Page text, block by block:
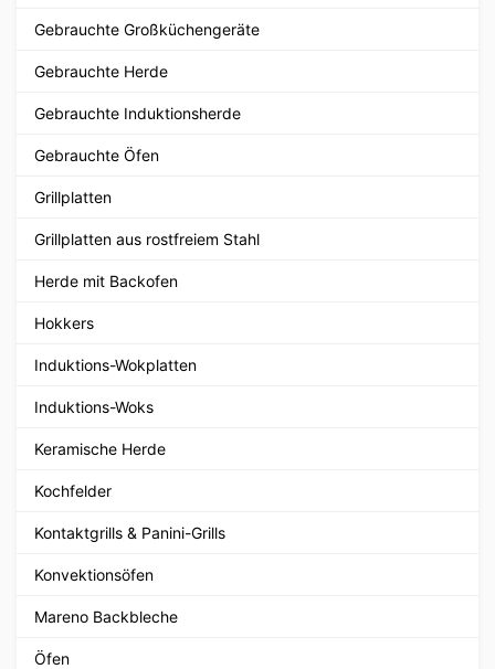
Gebrauchte Großküchengeräte
Gebrauchte Herde
Gebrauchte Induktionsherde
Gebrauchte Öfen
Grillplatten
Grillplatten aus rostfreiem Stahl
Herde mit Backofen
Hokkers
Induktions-Wokplatten
Induktions-Woks
Keramische Herde
Kochfelder
Kontaktgrills & Panini-Grills
Konvektionsöfen
Mareno Backbleche
Öfen